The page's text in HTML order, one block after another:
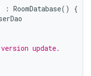
: RoomDatabase()
{
update.